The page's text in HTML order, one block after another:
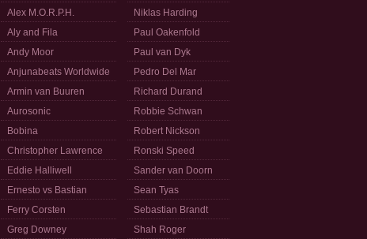
Alex M.O.R.P.H.
Aly and Fila
Andy Moor
Anjunabeats Worldwide
Armin van Buuren
Aurosonic
Bobina
Christopher Lawrence
Eddie Halliwell
Ernesto vs Bastian
Ferry Corsten
Greg Downey
Niklas Harding
Paul Oakenfold
Paul van Dyk
Pedro Del Mar
Richard Durand
Robbie Schwan
Robert Nickson
Ronski Speed
Sander van Doorn
Sean Tyas
Sebastian Brandt
Shah Roger